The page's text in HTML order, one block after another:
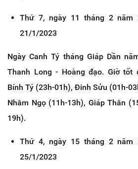
Thứ 7, ngày 11 tháng 2 năm
21/1/2023
Ngày Canh Tý tháng Giáp Dần
Thanh Long - Hoàng đạo. Giờ tốt
Bính Tý (23h-01h), Đinh Sửu (01h-
Nhâm Ngọ (11h-13h), Giáp Thân
19h).
Thứ 4, ngày 15 tháng 2 năm
25/1/2023